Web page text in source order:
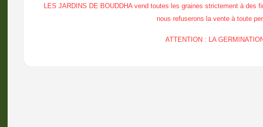
LES JARDINS DE BOUDDHA vend toutes les graines strictement à des
nous refuserons la vente à toute
ATTENTION : LA